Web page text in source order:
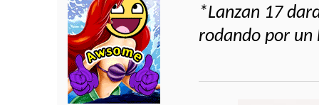
*Lanzan 17
rodando por